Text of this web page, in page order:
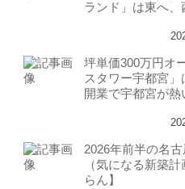
ランド」は東へ、
坪単価300万円オ
スタワー宇都宮
開業で宇都宮が熱
2026年前半の名
（気になる新築
らん】